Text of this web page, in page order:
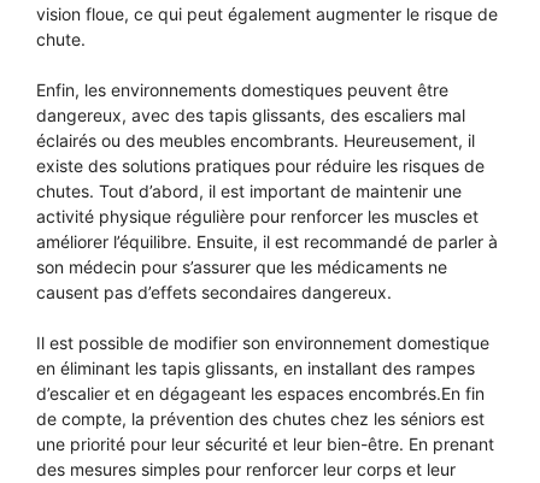
vision floue, ce qui peut également augmenter le risque de
chute.
Enfin, les environnements domestiques peuvent être
dangereux, avec des tapis glissants, des escaliers mal
éclairés ou des meubles encombrants. Heureusement, il
existe des solutions pratiques pour réduire les risques de
chutes. Tout d’abord, il est important de maintenir une
activité physique régulière pour renforcer les muscles et
améliorer l’équilibre. Ensuite, il est recommandé de parler à
son médecin pour s’assurer que les médicaments ne
causent pas d’effets secondaires dangereux.
Il est possible de modifier son environnement domestique
en éliminant les tapis glissants, en installant des rampes
d’escalier et en dégageant les espaces encombrés.En fin
de compte, la prévention des chutes chez les séniors est
une priorité pour leur sécurité et leur bien-être. En prenant
des mesures simples pour renforcer leur corps et leur